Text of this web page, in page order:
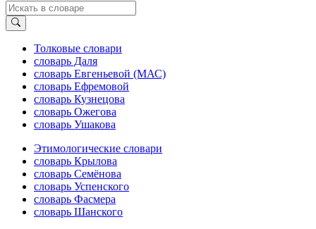
Толковые словари
словарь Даля
словарь Евгеньевой (МАС)
словарь Ефремовой
словарь Кузнецова
словарь Ожегова
словарь Ушакова
Этимологические словари
словарь Крылова
словарь Семёнова
словарь Успенского
словарь Фасмера
словарь Шанского